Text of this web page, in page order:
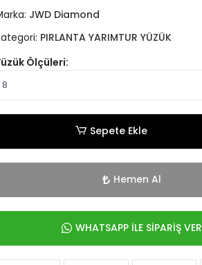
JWD Diamond
PIRLANTA YARIMTUR YÜZÜK
Ölçüleri:
Sepete Ekle
Hemen Al
WHATSAPP İLE SİPARİŞ VER